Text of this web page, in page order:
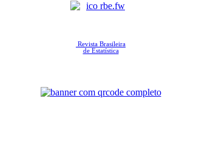
Revista Brasileira
de Estatística